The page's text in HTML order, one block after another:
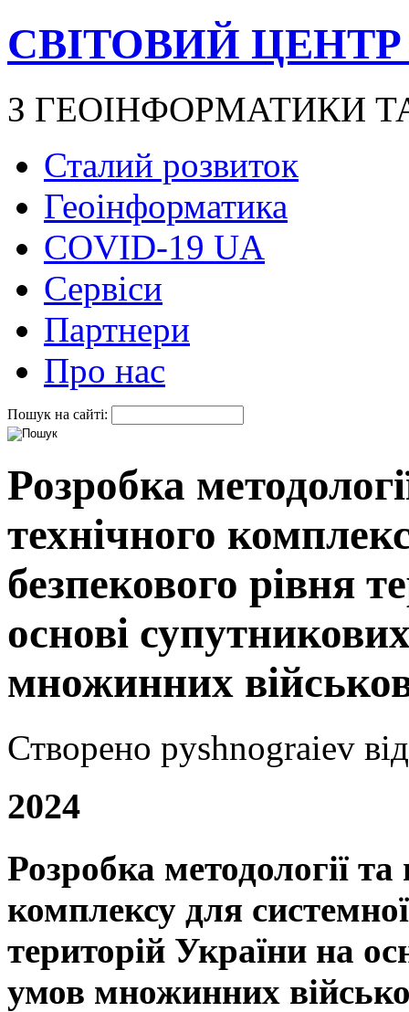
СВІТОВИЙ
З ГЕОІНФОРМАТИКИ
Сталий розвиток
Геоінформатика
COVID-19 UA
Сервіси
Партнери
Про нас
Пошук на сайті:
Розробка
технічного
безпекового рівня
основі
множинних
Створено pyshnograiev
2024
Розробка методології
комплексу для
територій України на
умов множинних